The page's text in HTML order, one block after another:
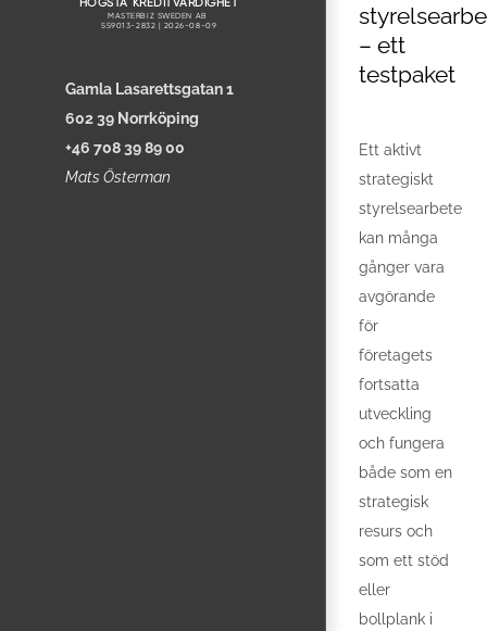
Gamla Lasarettsgatan 1
602 39 Norrköping
+46 708 39 89 00
Mats Österman
– ett
testpaket
Ett aktivt
strategiskt
styrelsearbete
kan många
gånger vara
avgörande
för
företagets
fortsatta
utveckling
och fungera
både som en
strategisk
resurs och
som ett stöd
eller
bollplank i